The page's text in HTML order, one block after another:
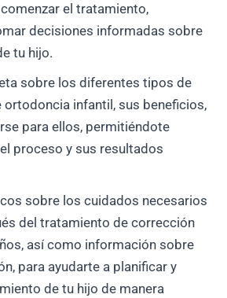
el tratamiento,
decisiones informadas sobre
tu hijo.
sobre los diferentes tipos de
infantil, sus beneficios,
para ellos, permitiéndote
proceso y sus resultados
sobre los cuidados necesarios
del tratamiento de corrección
así como información sobre
para ayudarte a planificar y
de tu hijo de manera